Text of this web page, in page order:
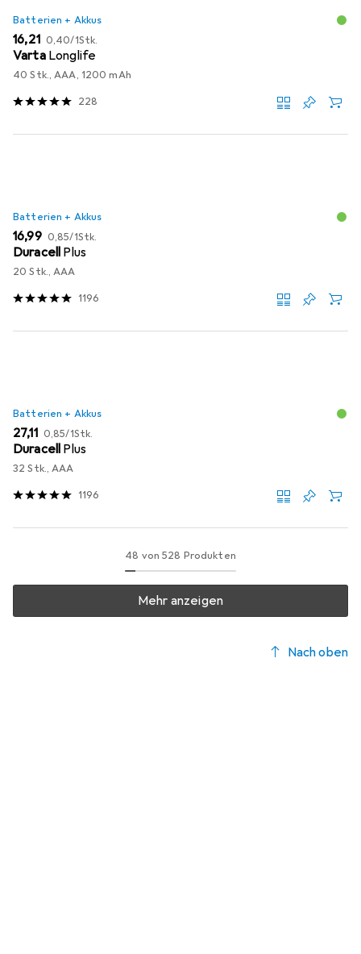
Batterien + Akkus
EUR
16,21 EUR
0,40/1Stk.
Varta Longlife
40 Stk., AAA, 1200 mAh
228
Batterien + Akkus
EUR
16,99 EUR
0,85/1Stk.
Duracell Plus
20 Stk., AAA
1196
Batterien + Akkus
EUR
27,11 EUR
0,85/1Stk.
Duracell Plus
32 Stk., AAA
1196
48 von 528 Produkten
Mehr anzeigen
Nach oben